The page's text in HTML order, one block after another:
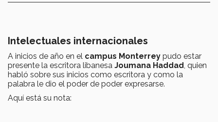
Intelectuales internacionales
A inicios de año en el campus Monterrey pudo estar
presente la escritora libanesa Joumana Haddad , quien
habló sobre sus inicios como escritora y como la
palabra le dio el poder de poder expresarse.
Aquí está su nota: